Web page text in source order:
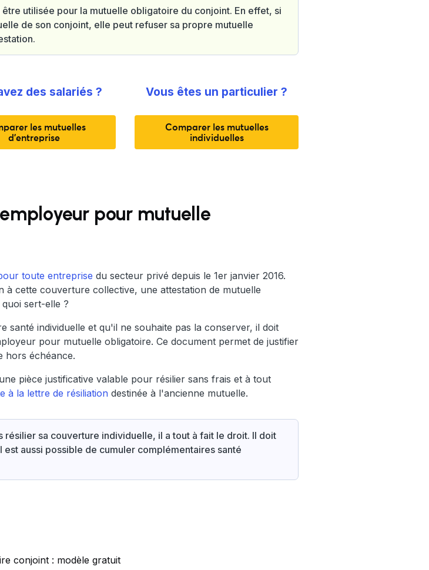
utilisée pour la mutuelle obligatoire du conjoint. En effet, si
de son conjoint, elle peut refuser sa propre mutuelle
des salariés ?
les mutuelles
d'entreprise
Vous êtes un particulier ?
Comparer les mutuelles
individuelles
pour mutuelle
toute entreprise du secteur privé depuis le 1er janvier 2016.
à cette couverture collective, une attestation de mutuelle
sert-elle ?
santé individuelle et qu'il ne souhaite pas la conserver, il doit
pour mutuelle obligatoire. Ce document permet de justifier
hors échéance.
pièce justificative valable pour résilier sans frais et à tout
à la lettre de résiliation destinée à l'ancienne mutuelle.
résilier sa couverture individuelle, il a tout à fait le droit. Il doit
aussi possible de cumuler complémentaires santé
conjoint : modèle gratuit